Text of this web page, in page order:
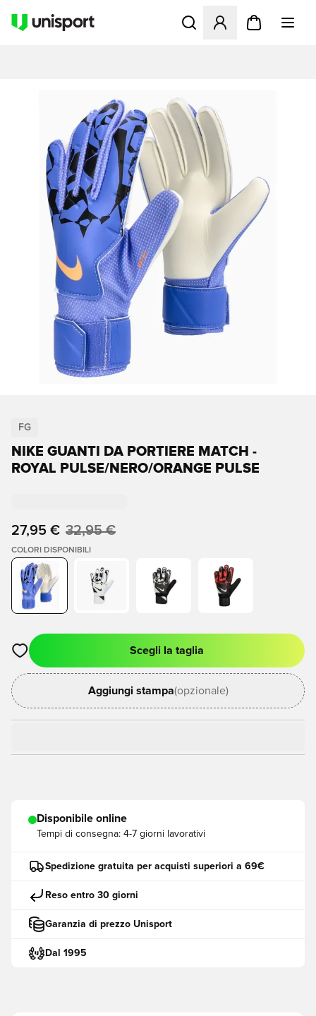
Apre una finestra modale
FG
NIKE GUANTI DA PORTIERE MATCH -
ROYAL PULSE/NERO/ORANGE PULSE
27,95 € 32,95 €
COLORI DISPONIBILI
Apre una finestra modale per accedere o registrarsi come
Scegli la taglia
Aggiungi stampa(opzionale)
Disponibile online
Tempi di consegna: 4-7 giorni lavorativi
Spedizione gratuita per acquisti superiori a 69€
Reso entro 30 giorni
Garanzia di prezzo Unisport
Dal 1995